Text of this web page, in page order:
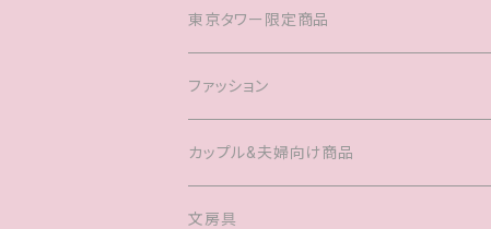
東京タワー限定商品
ファッション
Tシャツ
キャップ
カップル&夫婦向け商品
マグカップル®️
文房具